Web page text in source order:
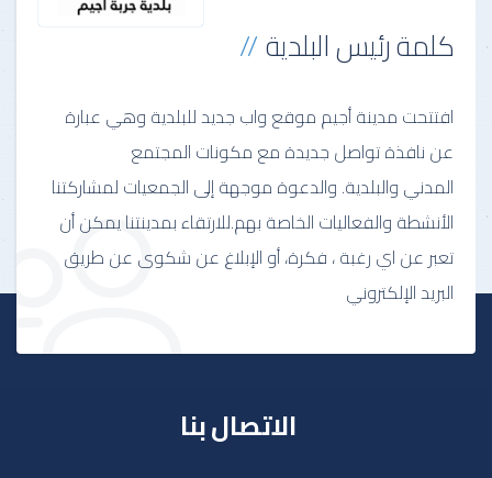
كلمة رئيس البلدية
افتتحت مدينة أجيم موقع واب جديد للبلدية وهي عبارة
عن نافذة تواصل جديدة مع مكونات المجتمع
المدني والبلدية. والدعوة موجهة إلى الجمعيات لمشاركتنا
الأنشطة والفعاليات الخاصة بهم.للارتقاء بمدينتنا يمكن أن
تعبر عن اي رغبة ، فكرة، أو الإبلاغ عن شكوى عن طريق
البريد الإلكتروني
الاتصال بنا